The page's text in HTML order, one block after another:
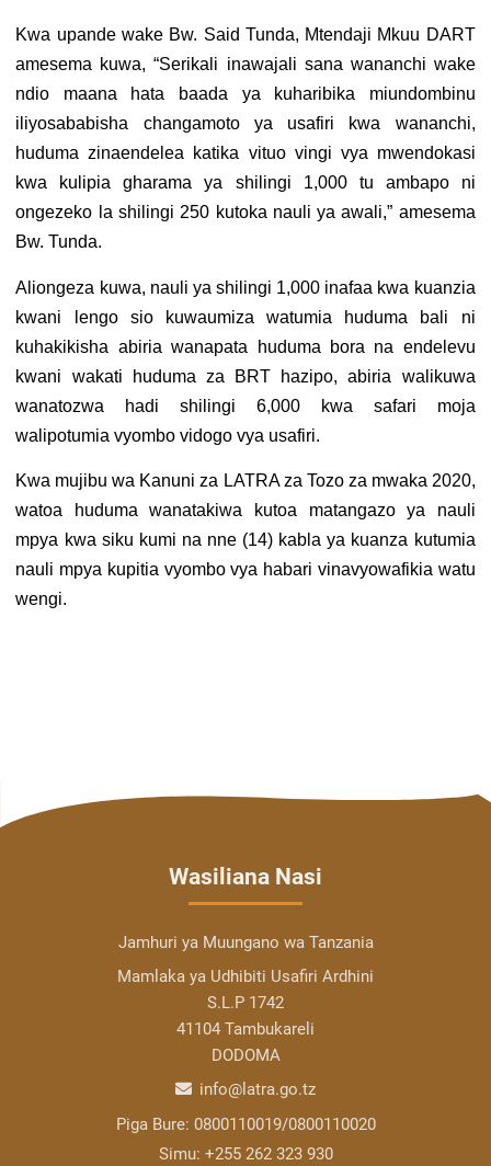
Kwa upande wake Bw. Said Tunda, Mtendaji Mkuu DART
amesema kuwa, “Serikali inawajali sana wananchi wake
ndio maana hata baada ya kuharibika miundombinu
iliyosababisha changamoto ya usafiri kwa wananchi,
huduma zinaendelea katika vituo vingi vya mwendokasi
kwa kulipia gharama ya shilingi 1,000 tu ambapo ni
ongezeko la shilingi 250 kutoka nauli ya awali,” amesema
Bw. Tunda.
Aliongeza kuwa, nauli ya shilingi 1,000 inafaa kwa kuanzia
kwani lengo sio kuwaumiza watumia huduma bali ni
kuhakikisha abiria wanapata huduma bora na endelevu
kwani wakati huduma za BRT hazipo, abiria walikuwa
wanatozwa hadi shilingi 6,000 kwa safari moja
walipotumia vyombo vidogo vya usafiri.
Kwa mujibu wa Kanuni za LATRA za Tozo za mwaka 2020,
watoa huduma wanatakiwa kutoa matangazo ya nauli
mpya kwa siku kumi na nne (14) kabla ya kuanza kutumia
nauli mpya kupitia vyombo vya habari vinavyowafikia watu
wengi.
Wasiliana Nasi
Jamhuri ya Muungano wa Tanzania
Mamlaka ya Udhibiti Usafiri Ardhini
S.L.P 1742
41104 Tambukareli
DODOMA
info@latra.go.tz
Piga Bure: 0800110019/0800110020
Simu: +255 262 323 930